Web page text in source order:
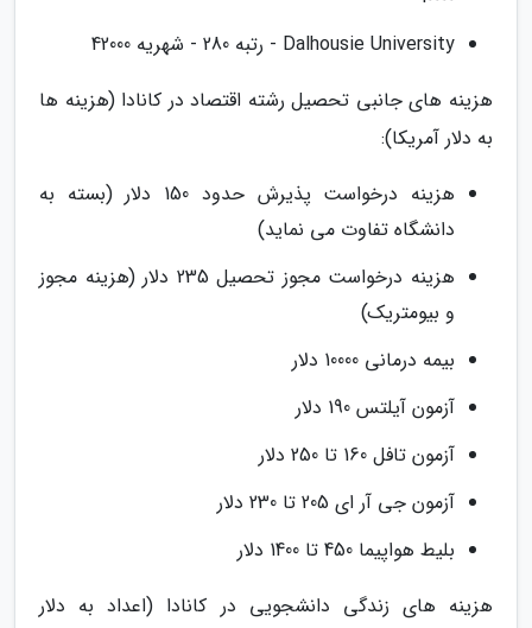
Dalhousie University - رتبه 280 - شهریه 42000
هزینه های جانبی تحصیل رشته اقتصاد در کانادا (هزینه ها
به دلار آمریکا):
هزینه درخواست پذیرش حدود 150 دلار (بسته به
دانشگاه تفاوت می نماید)
هزینه درخواست مجوز تحصیل 235 دلار (هزینه مجوز
و بیومتریک)
بیمه درمانی 10000 دلار
آزمون آیلتس 190 دلار
آزمون تافل 160 تا 250 دلار
آزمون جی آر ای 205 تا 230 دلار
بلیط هواپیما 450 تا 1400 دلار
هزینه های زندگی دانشجویی در کانادا (اعداد به دلار